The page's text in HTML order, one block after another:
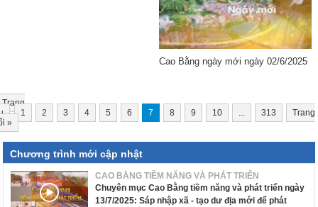
Cao Bằng ngày mới ngày 02/6/2025
Trang
1 2 3 4 5 6 7 8 9 10 313
Trang
»
Chương trình mới cập nhật
CAO BẰNG TIỀM NĂNG VÀ PHÁT TRIỂN
Chuyên mục Cao Bằng tiềm năng và phát triển ngày
13/7/2025: Sáp nhập xã - tạo dư địa mới để phát